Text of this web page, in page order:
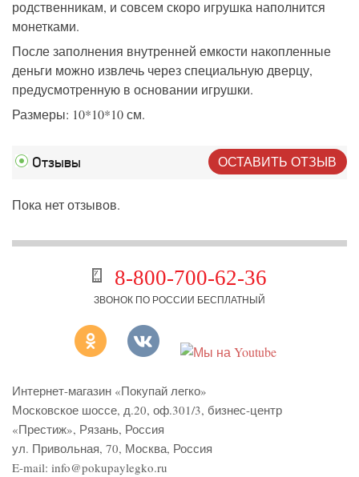
родственникам, и совсем скоро игрушка наполнится
монетками.
После заполнения внутренней емкости накопленные
деньги можно извлечь через специальную дверцу,
предусмотренную в основании игрушки.
Размеры: 10*10*10 см.
Отзывы ОСТАВИТЬ ОТЗЫВ
Пока нет отзывов.
8-800-700-62-36
ЗВОНОК ПО РОССИИ БЕСПЛАТНЫЙ
Интернет-магазин «Покупай легко»
Московское шоссе, д.20, оф.301/3, бизнес-центр
«Престиж», Рязань, Россия
ул. Привольная, 70, Москва, Россия
E-mail: info@pokupaylegko.ru